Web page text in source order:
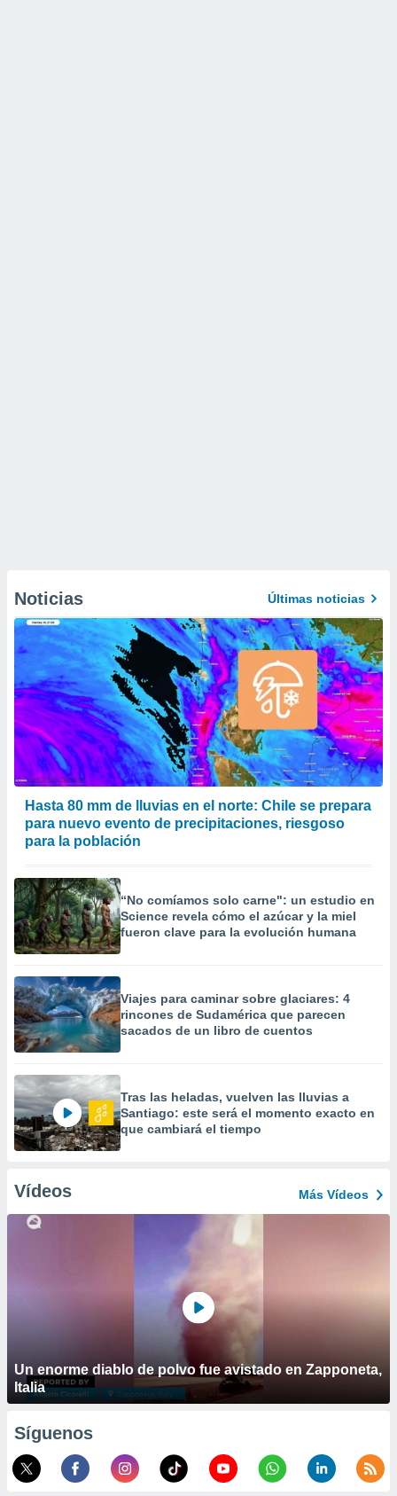
Noticias Últimas noticias
Hasta 80 mm de lluvias en el norte: Chile se prepara
para nuevo evento de precipitaciones, riesgoso
para la población
“No comíamos solo carne": un estudio en
Science revela cómo el azúcar y la miel
fueron clave para la evolución humana
Viajes para caminar sobre glaciares: 4
rincones de Sudamérica que parecen
sacados de un libro de cuentos
Tras las heladas, vuelven las lluvias a
Santiago: este será el momento exacto en
que cambiará el tiempo
Vídeos Más Vídeos
Un enorme diablo de polvo fue avistado en Zapponeta,
Italia
Síguenos